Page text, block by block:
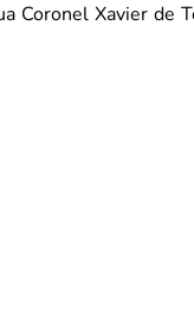
Coronel Xavier de